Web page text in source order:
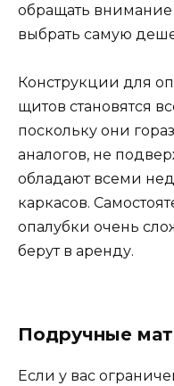
обращать внимание
выбрать самую
Конструкции для
щитов становятся
поскольку они
аналогов, не
обладают всеми
каркасов.
опалубки очень
берут в аренду.
Подручные
Если у вас